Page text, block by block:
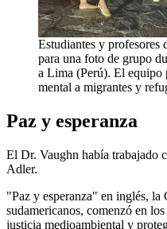
Estudiantes y profesores
para una foto de grupo
a Lima (Perú). El equipo
mental a migrantes y
Paz y esperanza
El Dr. Vaughn había trabajado
Adler.
"Paz y esperanza" en inglés, la
sudamericanos, comenzó en
justicia medioambiental y